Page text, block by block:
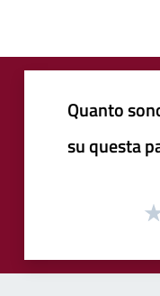
Quanto
su questa